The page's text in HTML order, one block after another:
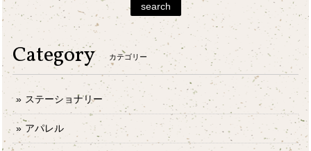
search
Category カテゴリー
ステーショナリー
アパレル